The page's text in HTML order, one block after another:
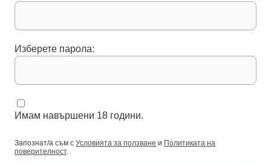
Изберете парола:
Имам навършени 18 години.
Запознат/а съм с Условията за ползване и Политиката на
поверителност.